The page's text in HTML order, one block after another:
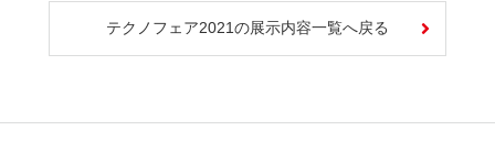
テクノフェア2021の展示内容一覧へ戻る